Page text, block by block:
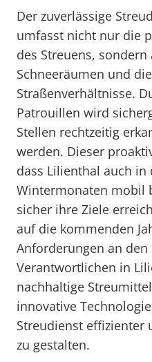
Der zuverlässige
umfasst nicht nur die
des Streuens, sondern
Schneeräumen und
Straßenverhältnisse.
Patrouillen wird
Stellen rechtzeitig
werden. Dieser
dass Lilienthal auch in
Wintermonaten mobil
sicher ihre Ziele
auf die kommenden
Anforderungen an
Verantwortlichen in
nachhaltige
innovative
Streudienst
zu gestalten.